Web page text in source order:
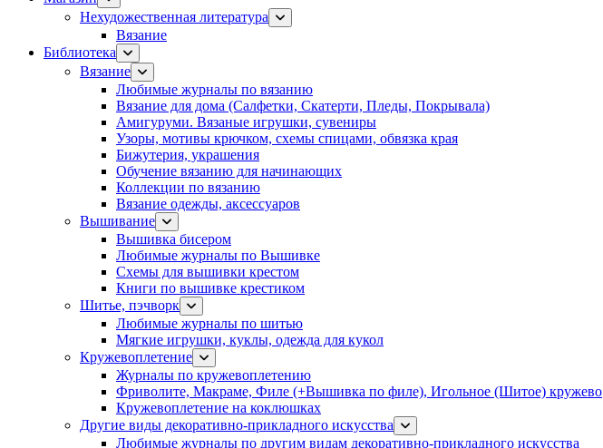
Нехудожественная литература
Вязание
Библиотека
Вязание
Любимые журналы по вязанию
Вязание для дома (Салфетки, Скатерти, Пледы, Покрывала)
Амигуруми. Вязаные игрушки, сувениры
Узоры, мотивы крючком, схемы спицами, обвязка края
Бижутерия, украшения
Обучение вязанию для начинающих
Коллекции по вязанию
Вязание одежды, аксессуаров
Вышивание
Вышивка бисером
Любимые журналы по Вышивке
Схемы для вышивки крестом
Книги по вышивке крестиком
Шитье, пэчворк
Любимые журналы по шитью
Мягкие игрушки, куклы, одежда для кукол
Кружевоплетение
Журналы по кружевоплетению
Фриволите, Макраме, Филе (+Вышивка по филе), Игольное (Шитое) кружево
Кружевоплетение на коклюшках
Другие виды декоративно-прикладного искусства
Любимые журналы по другим видам декоративно-прикладного искусства